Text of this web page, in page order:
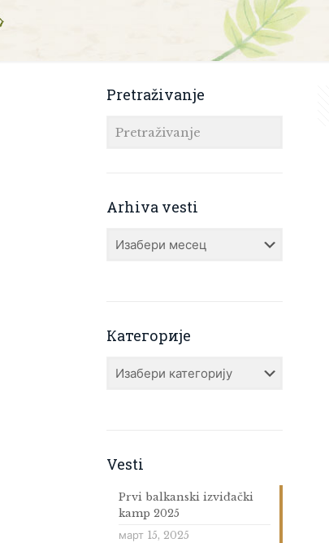
Pretraživanje
Arhiva vesti
vesti
Категорије
Vesti
Prvi balkanski izviđački
kamp 2025
март 15, 2025